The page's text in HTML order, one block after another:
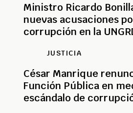
Ministro Ricardo
nuevas acusaciones
corrupción en la
JUSTICIA
César Manrique
Función Pública en
escándalo de